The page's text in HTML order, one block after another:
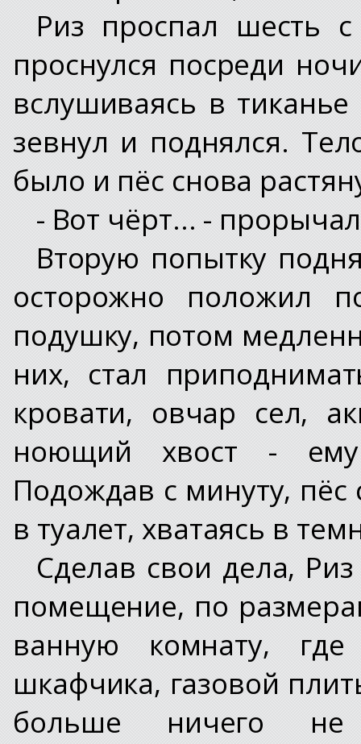
Риз проспал шесть
проснулся посреди
вслушиваясь в
зевнул и поднялся.
было и пёс снова
- Вот чёрт... -
Вторую попытку
осторожно положил
подушку, потом
них, стал
кровати, овчар сел,
ноющий хвост - ему
Подождав с минуту,
в туалет, хватаясь в
Сделав свои дела,
помещение, по
ванную комнату,
шкафчика, газовой
больше ничего